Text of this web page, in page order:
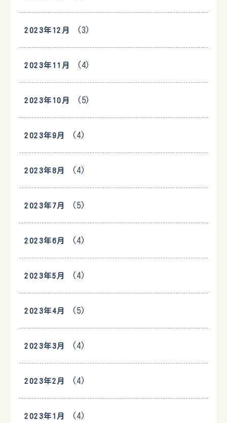
2023年12月 (3)
2023年11月 (4)
2023年10月 (5)
2023年9月 (4)
2023年8月 (4)
2023年7月 (5)
2023年6月 (4)
2023年5月 (4)
2023年4月 (5)
2023年3月 (4)
2023年2月 (4)
2023年1月 (4)